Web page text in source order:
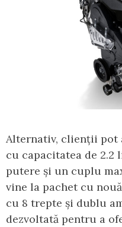
Alternativ, clienții pot
cu capacitatea de 2.2
putere și un cuplu
vine la pachet cu
cu 8 trepte și dublu
dezvoltată pentru a